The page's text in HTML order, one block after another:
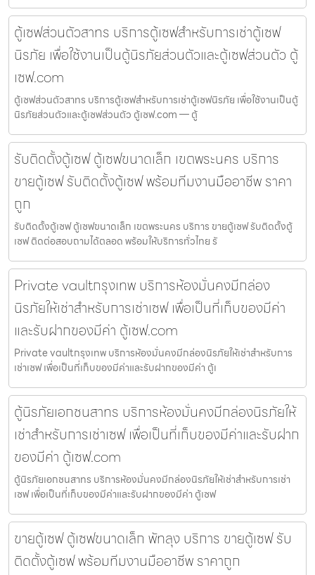
ตู้เซฟส่วนตัวสาทร บริการตู้เซฟสำหรับการเช่าตู้เซฟ
นิรภัย เพื่อใช้งานเป็นตู้นิรภัยส่วนตัวและตู้เซฟส่วนตัว ตู้
เซฟ.com
ตู้เซฟส่วนตัวสาทร บริการตู้เซฟสำหรับการเช่าตู้เซฟนิรภัย เพื่อใช้งานเป็นตู้
นิรภัยส่วนตัวและตู้เซฟส่วนตัว ตู้เซฟ.com — ตู้
รับติดตั้งตู้เซฟ ตู้เซฟขนาดเล็ก เขตพระนคร บริการ
ขายตู้เซฟ รับติดตั้งตู้เซฟ พร้อมทีมงานมืออาชีพ ราคา
ถูก
รับติดตั้งตู้เซฟ ตู้เซฟขนาดเล็ก เขตพระนคร บริการ ขายตู้เซฟ รับติดตั้งตู้
เซฟ ติดต่อสอบถามได้ตลอด พร้อมให้บริการทั่วไทย รั
Private vaultกรุงเทพ บริการห้องมั่นคงมีกล่อง
นิรภัยให้เช่าสำหรับการเช่าเซฟ เพื่อเป็นที่เก็บของมีค่า
และรับฝากของมีค่า ตู้เซฟ.com
Private vaultกรุงเทพ บริการห้องมั่นคงมีกล่องนิรภัยให้เช่าสำหรับการ
เช่าเซฟ เพื่อเป็นที่เก็บของมีค่าและรับฝากของมีค่า ตู้เ
ตู้นิรภัยเอกชนสาทร บริการห้องมั่นคงมีกล่องนิรภัยให้
เช่าสำหรับการเช่าเซฟ เพื่อเป็นที่เก็บของมีค่าและรับฝาก
ของมีค่า ตู้เซฟ.com
ตู้นิรภัยเอกชนสาทร บริการห้องมั่นคงมีกล่องนิรภัยให้เช่าสำหรับการเช่า
เซฟ เพื่อเป็นที่เก็บของมีค่าและรับฝากของมีค่า ตู้เซฟ
ขายตู้เซฟ ตู้เซฟขนาดเล็ก พัทลุง บริการ ขายตู้เซฟ รับ
ติดตั้งตู้เซฟ พร้อมทีมงานมืออาชีพ ราคาถูก